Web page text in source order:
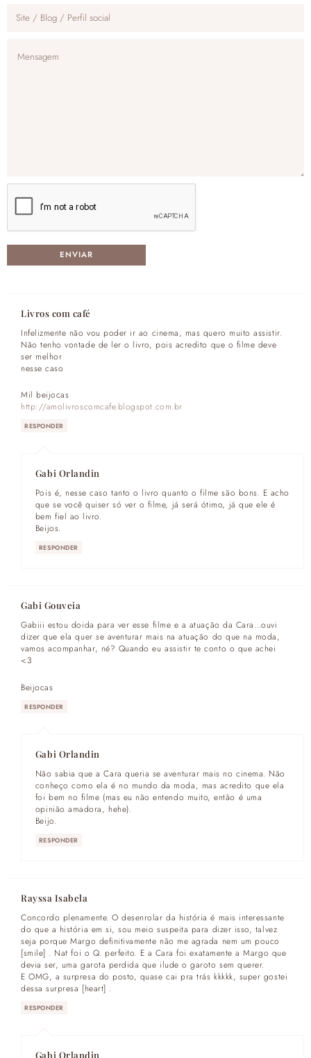
Livros com café
Infelizmente não vou poder ir ao cinema, mas quero muito assistir.
Não tenho vontade de ler o livro, pois acredito que o filme deve
ser melhor
nesse caso
Mil beijocas
http://amolivroscomcafe.blogspot.com.br
RESPONDER
Gabi Orlandin
Pois é, nesse caso tanto o livro quanto o filme são bons. E acho
que se você quiser só ver o filme, já será ótimo, já que ele é
bem fiel ao livro.
Beijos.
RESPONDER
Gabi Gouveia
Gabiii estou doida para ver esse filme e a atuação da Cara…ouvi
dizer que ela quer se aventurar mais na atuação do que na moda,
vamos acompanhar, né? Quando eu assistir te conto o que achei
<3
Beijocas
RESPONDER
Gabi Orlandin
Não sabia que a Cara queria se aventurar mais no cinema. Não
conheço como ela é no mundo da moda, mas acredito que ela
foi bem no filme (mas eu não entendo muito, então é uma
opinião amadora, hehe).
Beijo.
RESPONDER
Rayssa Isabela
Concordo plenamente. O desenrolar da história é mais interessante
do que a história em si, sou meio suspeita para dizer isso, talvez
seja porque Margo definitivamente não me agrada nem um pouco
[smile] . Nat foi o Q. perfeito. E a Cara foi exatamente a Margo que
devia ser, uma garota perdida que ilude o garoto sem querer.
E OMG, a surpresa do posto, quase cai pra trás kkkkk, super gostei
dessa surpresa [heart] .
RESPONDER
Gabi Orlandin